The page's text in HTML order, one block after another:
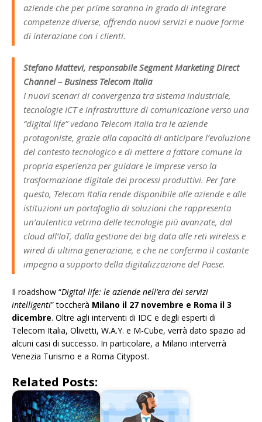
aziende che per prime saranno in grado di integrare
competenze diverse, offrendo nuovi servizi e nuove forme
di interazione con i clienti.
Stefano Mattevi, responsabile Segment Marketing Direct
Channel – Business Telecom Italia
I nuovi scenari di convergenza tra sistema industriale,
tecnologie ICT e infrastrutture di comunicazione verso una
“digital life” vedono Telecom Italia tra le aziende
protagoniste, grazie alla capacità di anticipare l’evoluzione
del contesto tecnologico e di mettere a fattore comune la
propria esperienza per guidare le imprese verso la
trasformazione digitale dei processi produttivi. Per fare
questo, Telecom Italia rende disponibile alle aziende e alle
istituzioni un portafoglio di soluzioni che rappresenta
un’autentica vetrina delle tecnologie più avanzate, dal
cloud all’IoT, dalla gestione dei big data alle reti wireless e
wired di ultima generazione, e che ne conferma il costante
impegno a supporto della digitalizzazione del Paese.
Il roadshow “Digital life: le aziende nell’era dei servizi
intelligenti” toccherà Milano il 27 novembre e Roma il 3
dicembre. Oltre agli interventi di IDC e degli esperti di
Telecom Italia, Olivetti, W.A.Y. e M-Cube, verrà dato spazio ad
alcuni casi di successo. In particolare, a Milano interverrà
Venezia Turismo e a Roma Citypost.
Related Posts: